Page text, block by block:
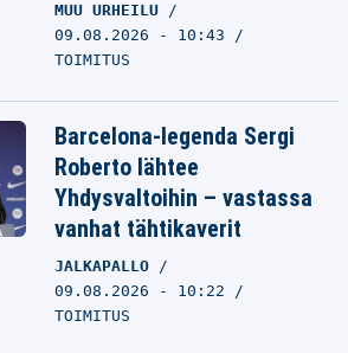
MUU URHEILU
09.08.2026 - 10:43
TOIMITUS
Barcelona-legenda Sergi
Roberto lähtee
Yhdysvaltoihin – vastassa
vanhat tähtikaverit
JALKAPALLO
09.08.2026 - 10:22
TOIMITUS